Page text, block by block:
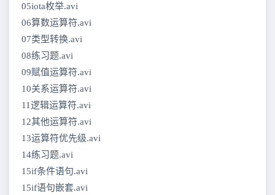
05iota枚举.avi
06算数运算符.avi
07类型转换.avi
08练习题.avi
09赋值运算符.avi
10关系运算符.avi
11逻辑运算符.avi
12其他运算符.avi
13运算符优先级.avi
14练习题.avi
15if条件语句.avi
15if语句嵌套.avi